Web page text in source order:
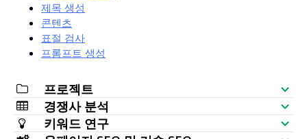
제목 생성
콘텐츠
표절 검사
프롬프트 생성
프로젝트
SEO 체크리스트
경쟁사 분석
웹사이트 가시성 확인기
키워드 연구